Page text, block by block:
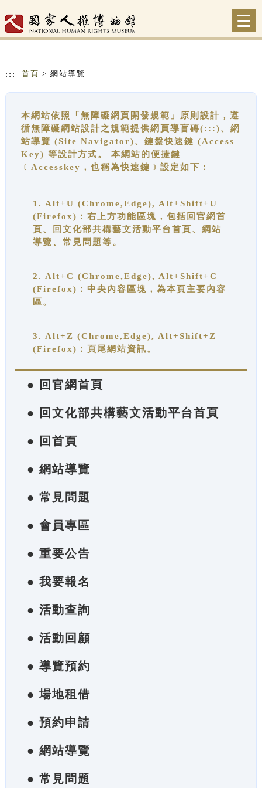
::: 首頁 > 網站導覽
本網站依照「無障礙網頁開發規範」原則設計，遵
循無障礙網站設計之規範提供網頁導盲磚(:::)、網
站導覽 (Site Navigator)、鍵盤快速鍵 (Access
Key) 等設計方式。 本網站的便捷鍵
﹝Accesskey，也稱為快速鍵﹞設定如下：
1. Alt+U (Chrome,Edge), Alt+Shift+U
(Firefox)：右上方功能區塊，包括回官網首
頁、回文化部共構藝文活動平台首頁、網站
導覽、常見問題等。
2. Alt+C (Chrome,Edge), Alt+Shift+C
(Firefox)：中央內容區塊，為本頁主要內容
區。
3. Alt+Z (Chrome,Edge), Alt+Shift+Z
(Firefox)：頁尾網站資訊。
● 回官網首頁
● 回文化部共構藝文活動平台首頁
● 回首頁
● 網站導覽
● 常見問題
● 會員專區
● 重要公告
● 我要報名
● 活動查詢
● 活動回顧
● 導覽預約
● 場地租借
● 預約申請
● 網站導覽
● 常見問題